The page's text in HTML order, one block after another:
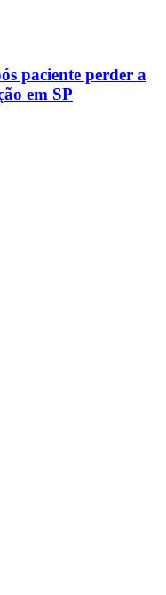
paciente perder a
em SP